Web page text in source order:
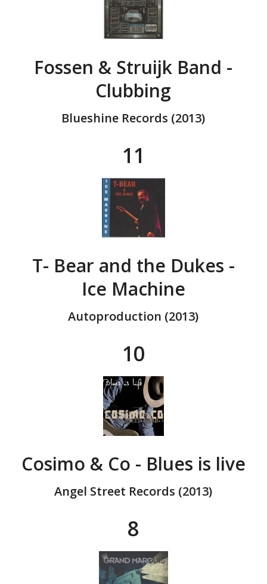
Fossen & Struijk Band -
Clubbing
Blueshine Records (2013)
11
T- Bear and the Dukes -
Ice Machine
Autoproduction (2013)
10
Cosimo & Co - Blues is live
Angel Street Records (2013)
8